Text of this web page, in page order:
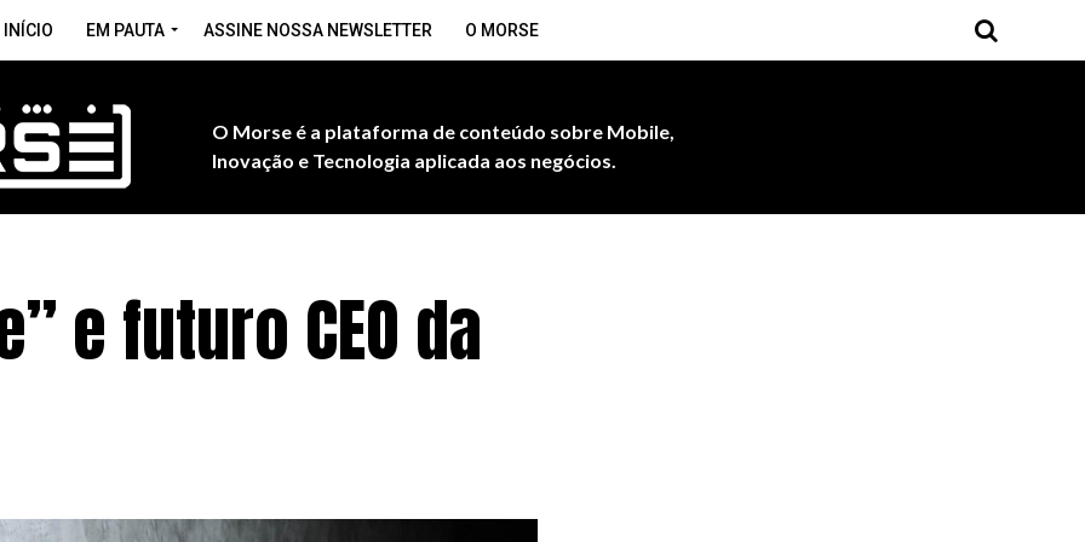
INÍCIO EM PAUTA ASSINE NOSSA NEWSLETTER O MORSE
O Morse é a plataforma de conteúdo sobre Mobile,
Inovação e Tecnologia aplicada aos negócios.
e futuro CEO da